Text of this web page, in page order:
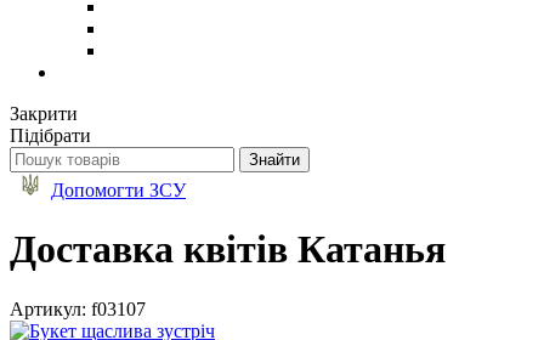
Закрити
Підібрати
Допомогти ЗСУ
Доставка квітів Катанья
Артикул: f03107